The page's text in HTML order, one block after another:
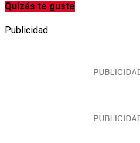
Quizás te guste
Publicidad